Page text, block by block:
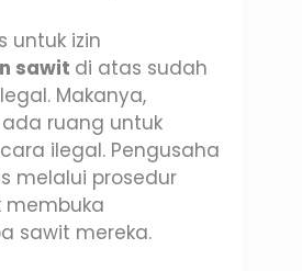
untuk izin
sawit di atas sudah
Makanya,
ruang untuk
ilegal. Pengusaha
melalui prosedur
sawit mereka.